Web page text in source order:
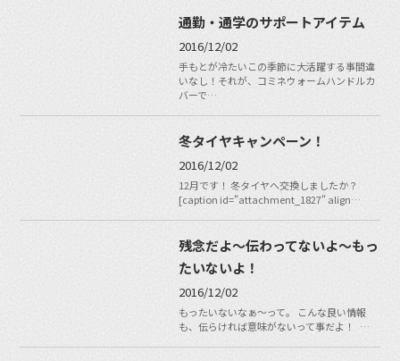
通勤・通学のサポートアイテム
2016/12/02
手もとが冷たいこの季節に大活躍する事間違
いなし！それが、コミネウォームハンドルカ
バーで…
冬タイヤキャンペーン！
2016/12/02
12月です！ 冬タイヤへ交換しましたか？
[caption id="attachment_1827" align…
残念だよ〜伝わってないよ〜もっ
たいないよ！
2016/12/02
もったいないなぁ〜って。 こんな良い情報
も、伝らければ意味がないって事だよ！ …